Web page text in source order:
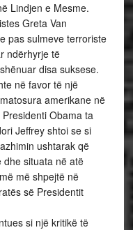
Lindjen e Mesme.
Greta Van
pas sulmeve terroriste
ndërhyrje të
disa suksese.
në favor të një
amerikane në
Obama ta
Jeffrey shtoi se si
ushtarak që
dhe situata në atë
më shpejtë në
së Presidentit
si një kritikë të